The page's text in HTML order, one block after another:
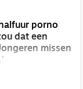
porno
dat een
missen